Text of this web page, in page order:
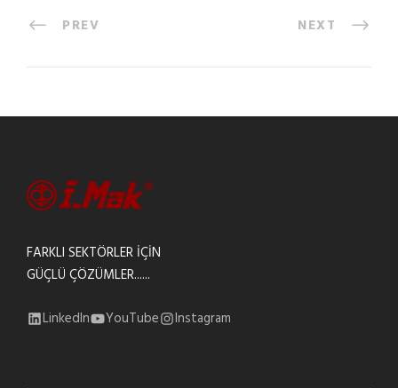
PREV NEXT
FARKLI SEKTÖRLER İÇİN
GÜÇLÜ ÇÖZÜMLER......
LinkedIn YouTube Instagram